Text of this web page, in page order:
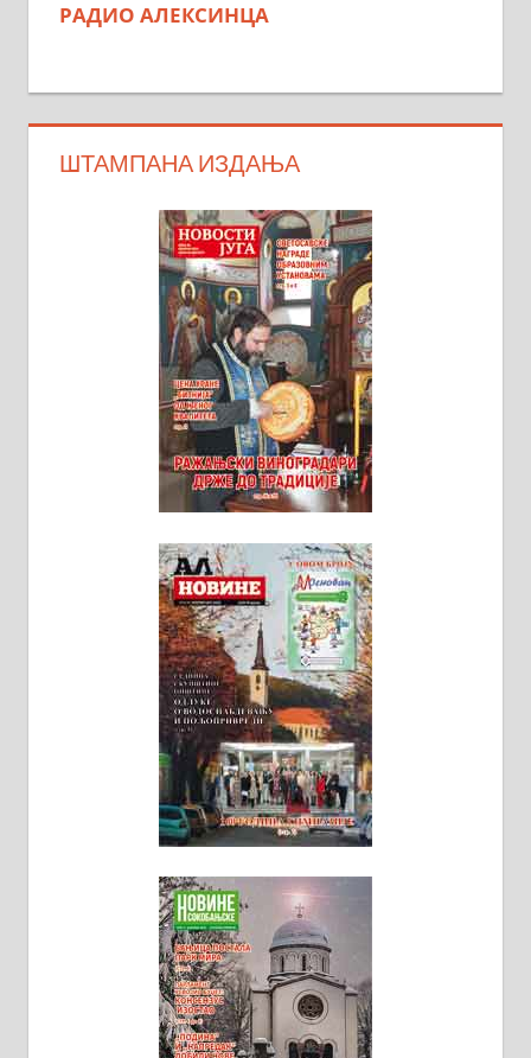
РАДИО АЛЕКСИНЦА
ШТАМПАНА ИЗДАЊА